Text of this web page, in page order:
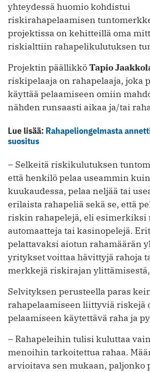
yhteydessä huomio kohdistui
riskirahapelaamisen
projektissa on kehitteillä oma
riskialttiin rahapelikulutuksen
Projektin päällikköTapio
riskipelaaja on rahapelaaja, joka
käyttää pelaamiseen omiin
nähden runsaasti aikaa ja/tai
Lue lisää: Rahapeliongelmasta
suositus
– Selkeitä riskikulutuksen
että henkilö pelaa useammin
kuukaudessa, pelaa neljää tai
erilaista rahapeliä sekä se, että
riskin rahapelejä, eli esimerkiksi
automaatteja tai kasinopelejä.
pelattavaksi aiotun rahamäärän
yritykset voittaa hävittyjä rahoja
merkkejä riskirajan ylittämisestä,
Selvityksen perusteella paras
rahapelaamiseen liittyviä riskejä
pelaamiseen käytettävä raha ja
– Rahapeleihin tulisi kuluttaa
menoihin tarkoitettua rahaa.
arvioitava sen mukaan, paljonko